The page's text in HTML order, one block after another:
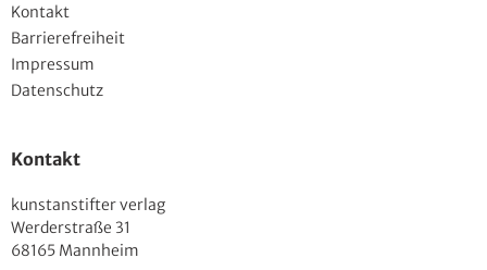
Kontakt
Barrierefreiheit
Impressum
Datenschutz
Kontakt
kunstanstifter verlag
Werderstraße 31
68165 Mannheim